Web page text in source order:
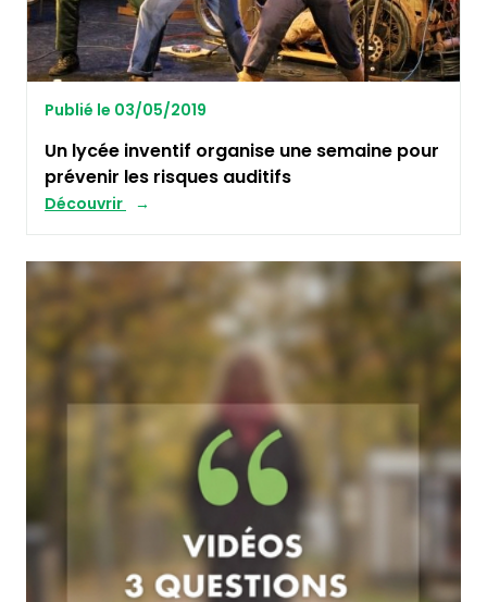
Publié le 03/05/2019
Un lycée inventif organise une semaine pour
prévenir les risques auditifs
Découvrir